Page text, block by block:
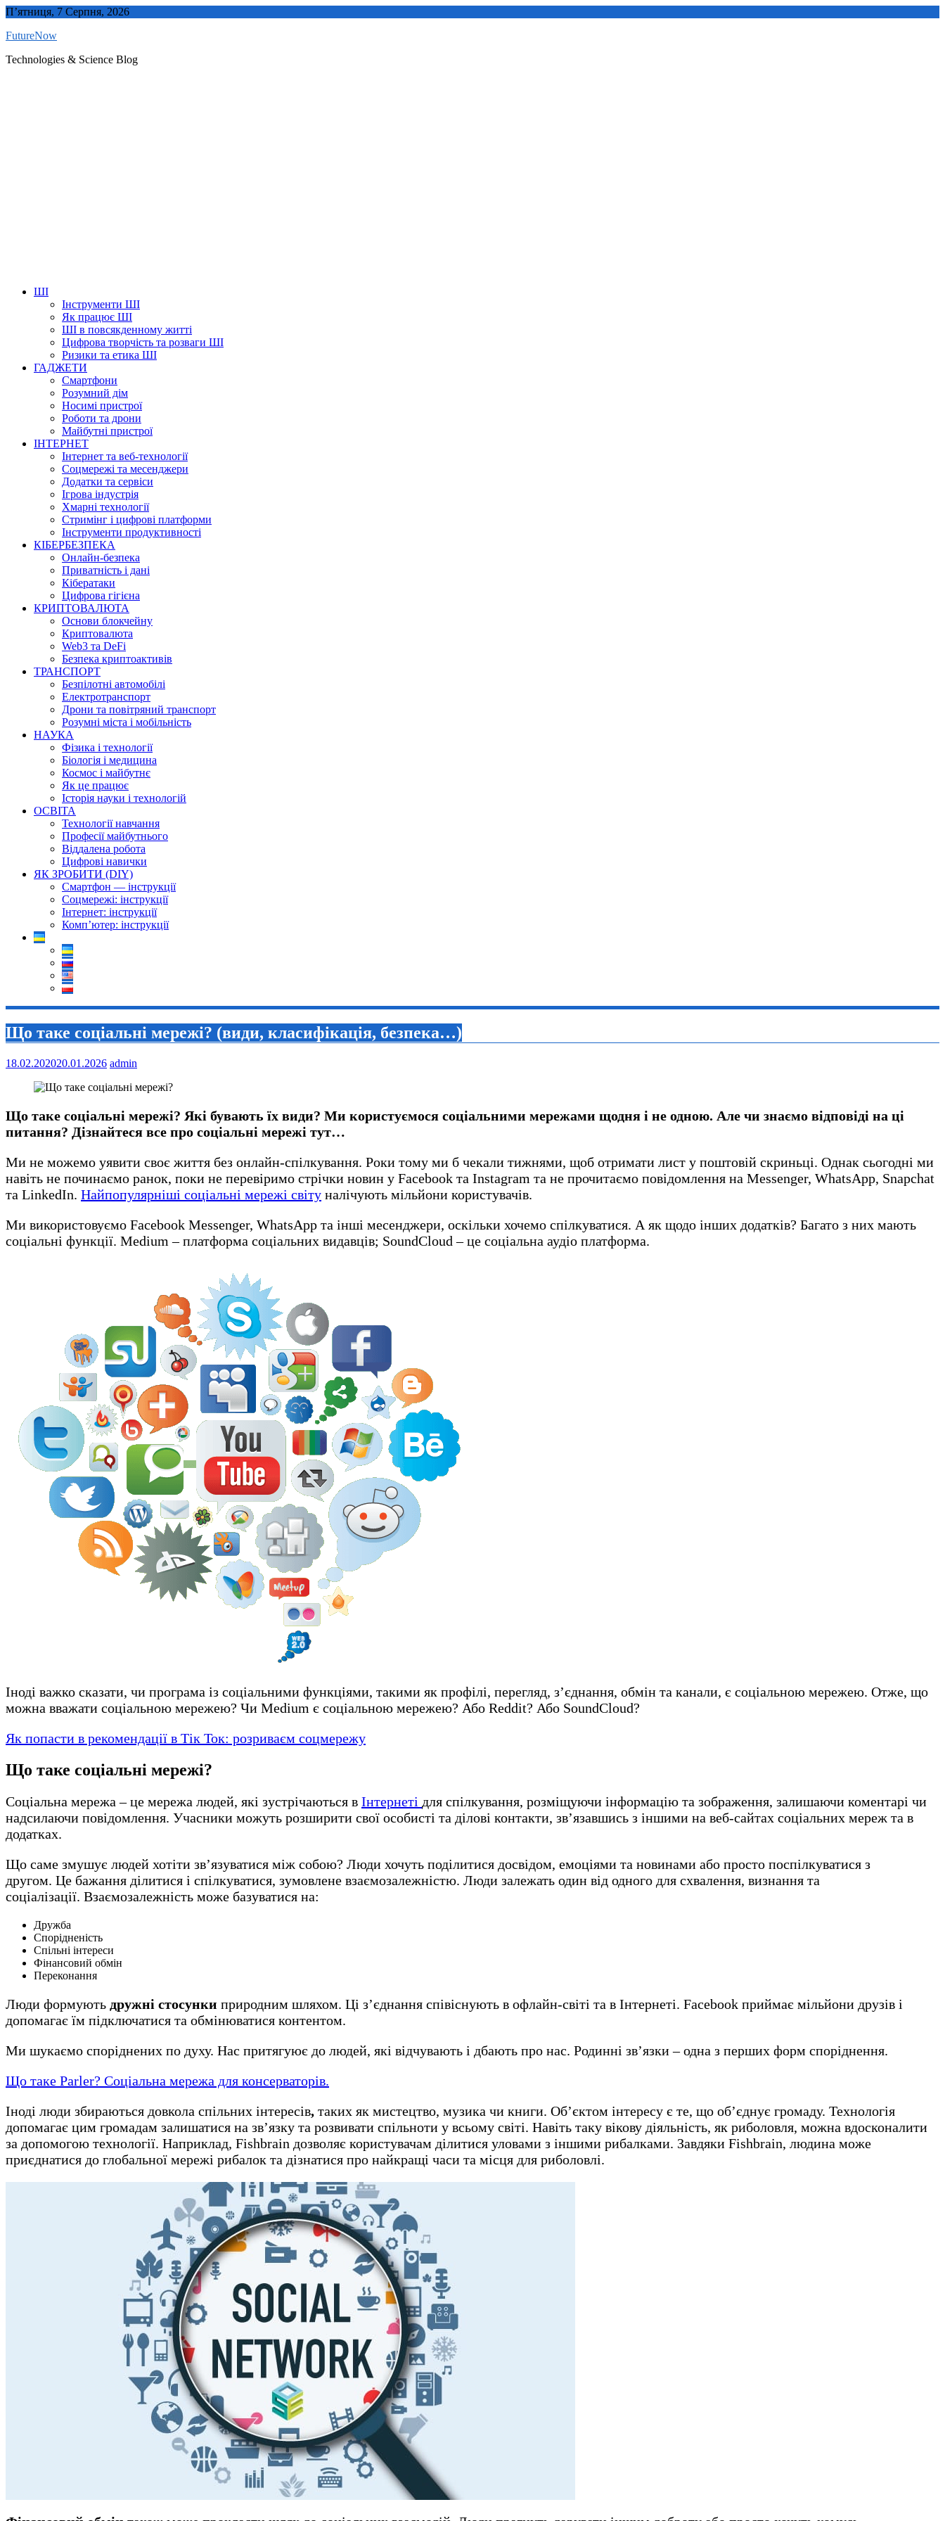
Skip
content
П’ятниця, 7 Серпня, 2026
FutureNow
Technologies & Science Blog
ШІ
Інструменти ШІ
Як працює ШІ
ШІ в повсякденному житті
Цифрова творчість та розваги ШІ
Ризики та етика ШІ
ГАДЖЕТИ
Смартфони
Розумний дім
Носимі пристрої
Роботи та дрони
Майбутні пристрої
ІНТЕРНЕТ
Інтернет та веб-технології
Соцмережі та месенджери
Додатки та сервіси
Ігрова індустрія
Хмарні технології
Стримінг і цифрові платформи
Інструменти продуктивності
КІБЕРБЕЗПЕКА
Онлайн-безпека
Приватність і дані
Кібератаки
Цифрова гігієна
КРИПТОВАЛЮТА
Основи блокчейну
Криптовалюта
Web3 та DeFi
Безпека криптоактивів
ТРАНСПОРТ
Безпілотні автомобілі
Електротранспорт
Дрони та повітряний транспорт
Розумні міста і мобільність
НАУКА
Фізика і технології
Біологія і медицина
Космос і майбутнє
Як це працює
Історія науки і технологій
ОСВІТА
Технології навчання
Професії майбутнього
Віддалена робота
Цифрові навички
ЯК ЗРОБИТИ (DIY)
Смартфон — інструкції
Соцмережі: інструкції
Інтернет: інструкції
Комп’ютер: інструкції
Що таке соціальні мережі? (види, класифікація, безпека…)
18.02.202020.01.2026 admin
Що таке соціальні мережі? Які бувають їх види? Ми користуємося соціальними мережами щодня і не одною. Але чи знаємо відповіді на ці
питання? Дізнайтеся все про соціальні мережі тут…
Ми не можемо уявити своє життя без онлайн-спілкування. Роки тому ми б чекали тижнями, щоб отримати лист у поштовій скриньці. Однак сьогодні ми
навіть не починаємо ранок, поки не перевіримо стрічки новин у Facebook та Instagram та не прочитаємо повідомлення на Messenger, WhatsApp, Snapchat
та LinkedIn. Найпопулярніші соціальні мережі світу налічують мільйони користувачів.
Ми використовуємо Facebook Messenger, WhatsApp та інші месенджери, оскільки хочемо спілкуватися. А як щодо інших додатків? Багато з них мають
соціальні функції. Medium – платформа соціальних видавців; SoundCloud – це соціальна аудіо платформа.
Іноді важко сказати, чи програма із соціальними функціями, такими як профілі, перегляд, з’єднання, обмін та канали, є соціальною мережею. Отже, що
можна вважати соціальною мережею? Чи Medium є соціальною мережею? Або Reddit? Або SoundCloud?
Як попасти в рекомендації в Тік Ток: розриваєм соцмережу
Що таке соціальні мережі?
Соціальна мережа – це мережа людей, які зустрічаються в Інтернеті для спілкування, розміщуючи інформацію та зображення, залишаючи коментарі чи
надсилаючи повідомлення. Учасники можуть розширити свої особисті та ділові контакти, зв’язавшись з іншими на веб-сайтах соціальних мереж та в
додатках.
Що саме змушує людей хотіти зв’язуватися між собою? Люди хочуть поділитися досвідом, емоціями та новинами або просто поспілкуватися з
другом. Це бажання ділитися і спілкуватися, зумовлене взаємозалежністю. Люди залежать один від одного для схвалення, визнання та
соціалізації. Взаємозалежність може базуватися на:
Дружба
Спорідненість
Спільні інтереси
Фінансовий обмін
Переконання
Люди формують дружні стосунки природним шляхом. Ці з’єднання співіснують в офлайн-світі та в Інтернеті. Facebook приймає мільйони друзів і
допомагає їм підключатися та обмінюватися контентом.
Ми шукаємо споріднених по духу. Нас притягуює до людей, які відчувають і дбають про нас. Родинні зв’язки – одна з перших форм споріднення.
Що таке Parler? Соціальна мережа для консерваторів.
Іноді люди збираються довкола спільних інтересів, таких як мистецтво, музика чи книги. Об’єктом інтересу є те, що об’єднує громаду. Технологія
допомагає цим громадам залишатися на зв’язку та розвивати спільноти у всьому світі. Навіть таку вікову діяльність, як риболовля, можна вдосконалити
за допомогою технології. Наприклад, Fishbrain дозволяє користувачам ділитися уловами з іншими рибалками. Завдяки Fishbrain, людина може
приєднатися до глобальної мережі рибалок та дізнатися про найкращі часи та місця для риболовлі.